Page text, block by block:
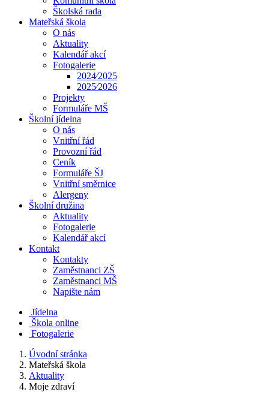
Školská rada
Mateřská škola
O nás
Aktuality
Kalendář akcí
Fotogalerie
2024⁄2025
2025⁄2026
Projekty
Formuláře MŠ
Školní jídelna
O nás
Vnitřní řád
Provozní řád
Ceník
Formuláře ŠJ
Vnitřní směrnice
Alergeny
Školní družina
Aktuality
Fotogalerie
Kalendář akcí
Kontakt
Kontakty
Zaměstnanci ZŠ
Zaměstnanci MŠ
Napište nám
Jídelna
Škola online
Fotogalerie
Úvodní stránka
Mateřská škola
Aktuality
Moje zdraví